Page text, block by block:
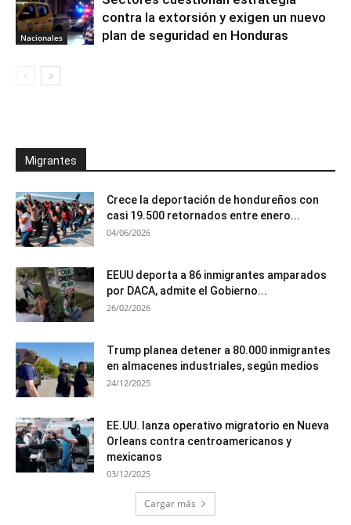
Nacionales
contra la extorsión y exigen un nuevo
plan de seguridad en Honduras
Migrantes
Crece la deportación de hondureños con
casi 19.500 retornados entre enero...
04/06/2026
EEUU deporta a 86 inmigrantes amparados
por DACA, admite el Gobierno...
26/02/2026
Trump planea detener a 80.000 inmigrantes
en almacenes industriales, según medios
24/12/2025
EE.UU. lanza operativo migratorio en Nueva
Orleans contra centroamericanos y
mexicanos
03/12/2025
Cargar más